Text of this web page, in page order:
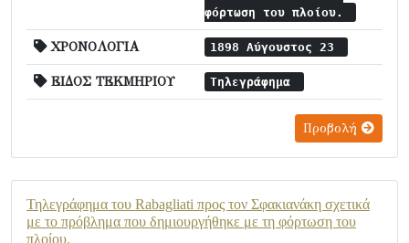
φόρτωση του πλοίου.
ΧΡΟΝΟΛΟΓΙΑ 1898 Αύγουστος 23
ΕΙΔΟΣ ΤΕΚΜΗΡΙΟΥ Τηλεγράφημα
Προβολή
Τηλεγράφημα του Rabagliati προς τον Σφακιανάκη σχετικά
με το πρόβλημα που δημιουργήθηκε με τη φόρτωση του
πλοίου.